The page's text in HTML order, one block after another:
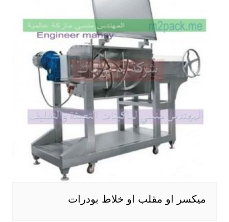
ميكسر او مقلب او خلاط بودرات